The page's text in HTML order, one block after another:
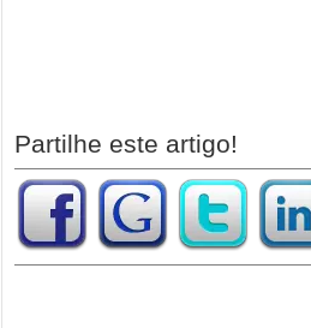
Partilhe este artigo!